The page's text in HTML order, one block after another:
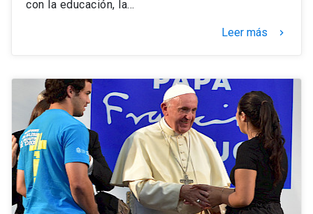
con la educación, la…
Leer más keyboard_arrow_right